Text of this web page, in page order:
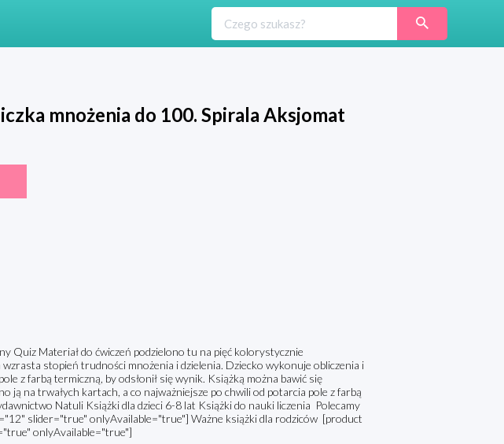
mnożenia do 100. Spirala Aksjomat
Quiz Materiał do ćwiczeń podzielono tu na pięć kolorystycznie
stopień trudności mnożenia i dzielenia. Dziecko wykonuje obliczenia i
z farbą termiczną, by odsłonił się wynik. Książką można bawić się
ją na trwałych kartach, a co najważniejsze po chwili od potarcia pole z farbą
Natuli Książki dla dzieci 6-8 lat Książki do nauki liczenia Polecamy
slider="true" onlyAvailable="true"] Ważne książki dla rodziców [product
onlyAvailable="true"]